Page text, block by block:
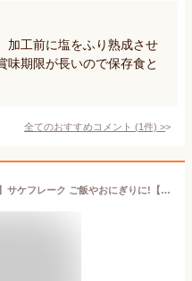
加工前に塩をふり熟成させ
味期限が長いので保存食と
全てのおすすめコメント (1件) >
鮭ほぐし120g【国内産秋鮭使用】サケフレーク ご飯やおにぎりに!【さけのふりかけ】お弁当やパスタに!鮭茶漬けにもピッタリな鮭フレーク【メール便対応】